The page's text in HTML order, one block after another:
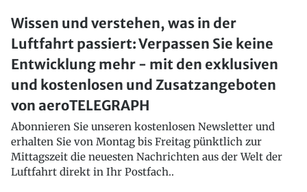
Wissen und verstehen, was in der
Luftfahrt passiert: Verpassen Sie keine
Entwicklung mehr - mit den exklusiven
und kostenlosen und Zusatzangeboten
von aeroTELEGRAPH
Abonnieren Sie unseren kostenlosen Newsletter und
erhalten Sie von Montag bis Freitag pünktlich zur
Mittagszeit die neuesten Nachrichten aus der Welt der
Luftfahrt direkt in Ihr Postfach..